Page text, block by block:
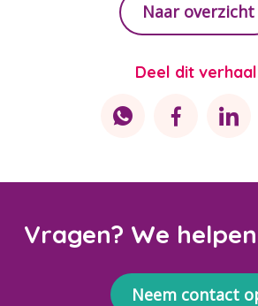
Naar overzicht
Deel dit
Vragen? We
Neem contact